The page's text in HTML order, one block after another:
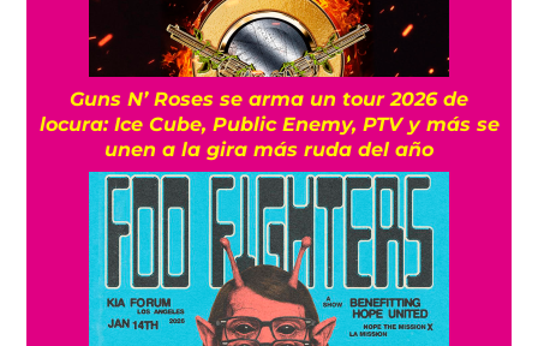
Guns N’ Roses se arma un tour 2026 de
locura: Ice Cube, Public Enemy, PTV y más se
unen a la gira más ruda del año